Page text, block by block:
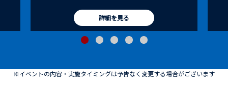
詳細を見る
※イベントの内容・実施タイミングは予告なく変更する場合がございます